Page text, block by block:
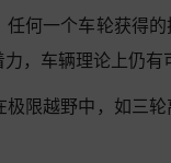
何一个车轮获得
，车辆理论上仍
限越野中，如三